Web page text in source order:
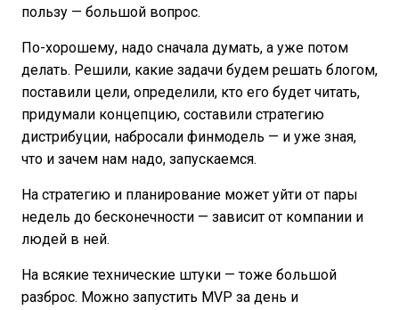
пользу — большой вопрос.
По-хорошему, надо сначала думать, а уже потом
делать. Решили, какие задачи будем решать блогом,
поставили цели, определили, кто его будет читать,
придумали концепцию, составили стратегию
дистрибуции, набросали финмодель — и уже зная,
что и зачем нам надо, запускаемся.
На стратегию и планирование может уйти от пары
недель до бесконечности — зависит от компании и
людей в ней.
На всякие технические штуки — тоже большой
разброс. Можно запустить MVP за день и